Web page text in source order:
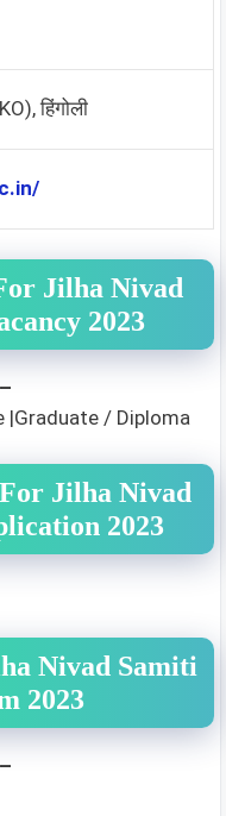
हिंगोली
Jilha Nivad
2023
|Graduate / Diploma
Jilha Nivad
2023
Nivad Samiti
2023